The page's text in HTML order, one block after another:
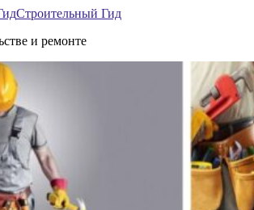
Строительный Гид
и ремонте